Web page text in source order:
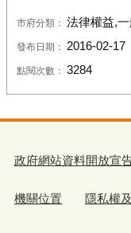
市府分類： 法律權益,
發布日期： 2016-02-17
點閱次數： 3284
政府網站資料開放宣
機關位置 隱私權